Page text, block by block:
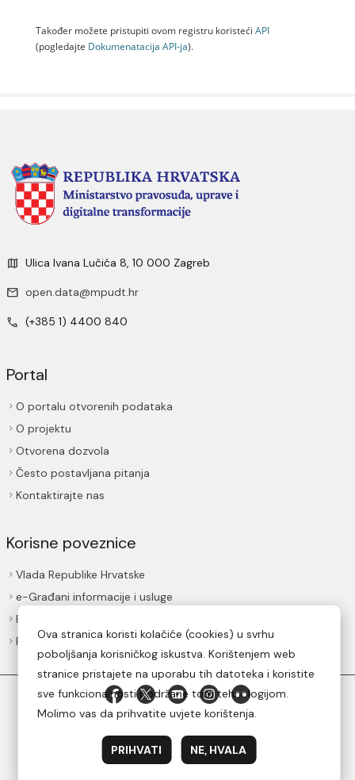
Također možete pristupiti ovom registru koristeći API
(pogledajte Dokumenаtаcijа API-jа).